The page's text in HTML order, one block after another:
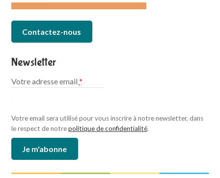
Contactez-nous
Newsletter
Votre adresse email *
Votre email sera utilisé pour vous inscrire à notre newsletter, dans
le respect de notrepolitique de confidentialité.